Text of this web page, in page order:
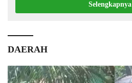
Selengkapnya
DAERAH